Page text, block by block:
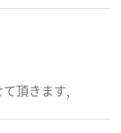
頂きます,